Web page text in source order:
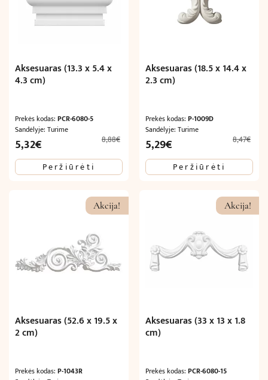
Aksesuaras (13.3 x 5.4 x
4.3 cm)
Prekės kodas: PCR-6080-5
Sandėlyje: Turime
8,88€
Original
price
was:
5,32€
price
is:
Peržiūrėti
Aksesuaras (18.5 x 14.4 x
2.3 cm)
Prekės kodas:P-1009D
Sandėlyje: Turime
8,47€
Original
price
was:
5,29€
price
is:
Peržiūrėti
Akcija!
Aksesuaras (52.6 x 19.5 x
2 cm)
Prekės kodas: P-1043R
Akcija!
Aksesuaras (33 x 13 x 1.8
cm)
Prekės kodas:PCR-6080-15